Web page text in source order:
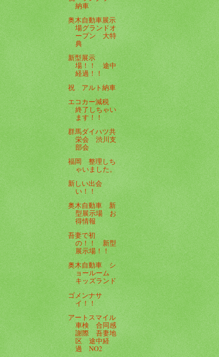
納車
奥木自動車展示
場グランドオ
ープン 大特
典
新型展示
場！！ 途中
経過！！
祝 アルト納車
エコカー減税
終了しちゃい
ます！！
群馬ダイハツ共
栄会 渋川支
部会
福岡 整理しち
ゃいました。
新しい出会
い！！
奥木自動車 新
型展示場 お
得情報
吾妻で初
の！！ 新型
展示場！！
奥木自動車 シ
ョールーム
キッズランド
ゴメンナサ
イ！！
アートスマイル
車検 合同感
謝際 吾妻地
区 途中経
過 NO2